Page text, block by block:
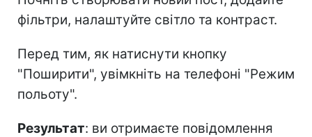
фільтри, налаштуйте світло та контраст.
Перед тим, як натиснути кнопку
"Поширити", увімкніть на телефоні "Режим
польоту".
Результат: ви отримаєте повідомлення